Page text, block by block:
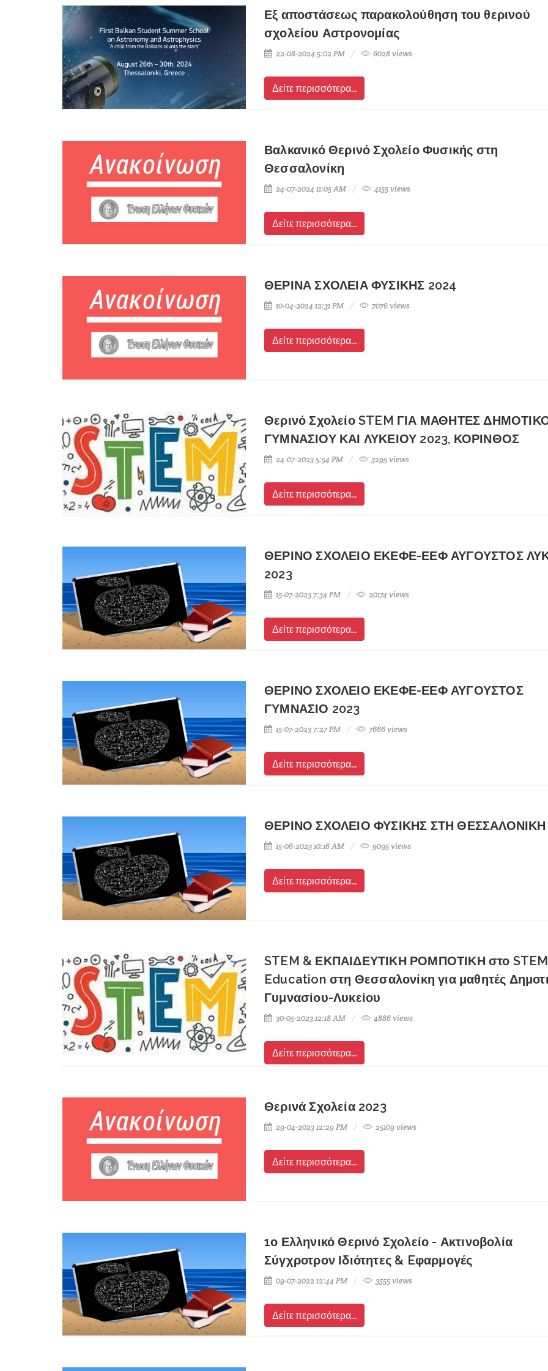
Εξ αποστάσεως παρακολούθηση του θερινού
σχολείου Αστρονομίας
22-08-2024 5:02 PM 6028 views
Δείτε περισσότερα...
Βαλκανικό Θερινό Σχολείο Φυσικής στη
Θεσσαλονίκη
24-07-2024 11:05 AM 4155 views
Δείτε περισσότερα...
ΘΕΡΙΝΑ ΣΧΟΛΕΙΑ ΦΥΣΙΚΗΣ 2024
10-04-2024 12:31 PM 7076 views
Δείτε περισσότερα...
Θερινό Σχολείο STEM ΓΙΑ ΜΑΘΗΤΕΣ
ΓΥΜΝΑΣΙΟΥ ΚΑΙ ΛΥΚΕΙΟΥ 2023, ΚΟΡΙΝΘΟΣ
24-07-2023 5:54 PM 3295 views
Δείτε περισσότερα...
ΘΕΡΙΝΟ ΣΧΟΛΕΙΟ ΕΚΕΦΕ-ΕΕΦ ΑΥΓΟΥΣΤΟΣ
2023
15-07-2023 7:34 PM 20174 views
Δείτε περισσότερα...
ΘΕΡΙΝΟ ΣΧΟΛΕΙΟ ΕΚΕΦΕ-ΕΕΦ ΑΥΓΟΥΣΤΟΣ
ΓΥΜΝΑΣΙΟ 2023
15-07-2023 7:27 PM 7666 views
Δείτε περισσότερα...
ΘΕΡΙΝΟ ΣΧΟΛΕΙΟ ΦΥΣΙΚΗΣ ΣΤΗ ΘΕΣΣΑΛΟΝΙΚΗ
15-06-2023 10:16 AM 9095 views
Δείτε περισσότερα...
STEM & ΕΚΠΑΙΔΕΥΤΙΚΗ ΡΟΜΠΟΤΙΚΗ στο STEM
Education στη Θεσσαλονίκη για μαθητές
Γυμνασίου-Λυκείου
30-05-2023 12:18 AM 4886 views
Δείτε περισσότερα...
Θερινά Σχολεία 2023
29-04-2023 12:29 PM 25109 views
Δείτε περισσότερα...
1ο Ελληνικό Θερινό Σχολείο - Ακτινοβολία
Σύγχροτρον Ιδιότητες & Eφαρμογές
09-07-2022 12:44 PM 3555 views
Δείτε περισσότερα...